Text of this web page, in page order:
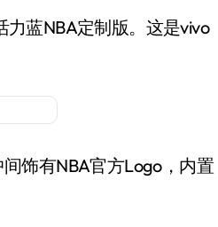
蓝NBA定制版。这是vivo
饰有NBA官方Logo，内置